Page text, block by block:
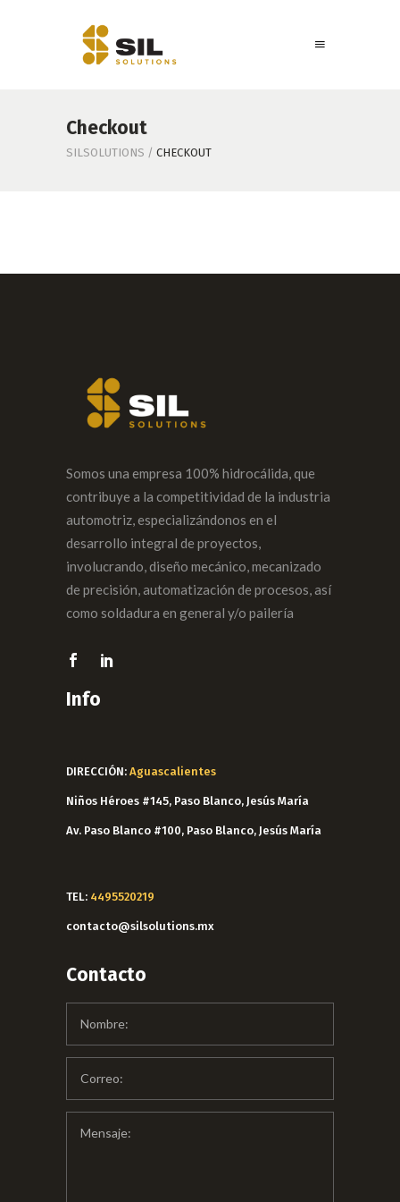
Checkout
SILSOLUTIONS / CHECKOUT
Somos una empresa 100% hidrocálida, que
contribuye a la competitividad de la industria
automotriz, especializándonos en el
desarrollo integral de proyectos,
involucrando, diseño mecánico, mecanizado
de precisión, automatización de procesos, así
como soldadura en general y/o pailería
Info
DIRECCIÓN: Aguascalientes
Niños Héroes #145, Paso Blanco, Jesús María
Av. Paso Blanco #100, Paso Blanco, Jesús María
TEL: 4495520219
contacto@silsolutions.mx
Contacto